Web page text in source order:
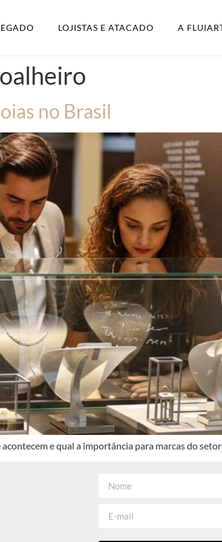
LOJISTAS E ATACADO A
no Brasil
e qual a importância para marcas do setor